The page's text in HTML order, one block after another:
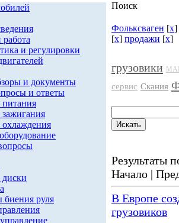
работа
и регулировки
и документы
и ответы
биения руля
Поиск
Фольксваген [x]
[x] продажи [x]
грузовики
сервис Скания
Результаты
Начало |
В Европе
грузовиков